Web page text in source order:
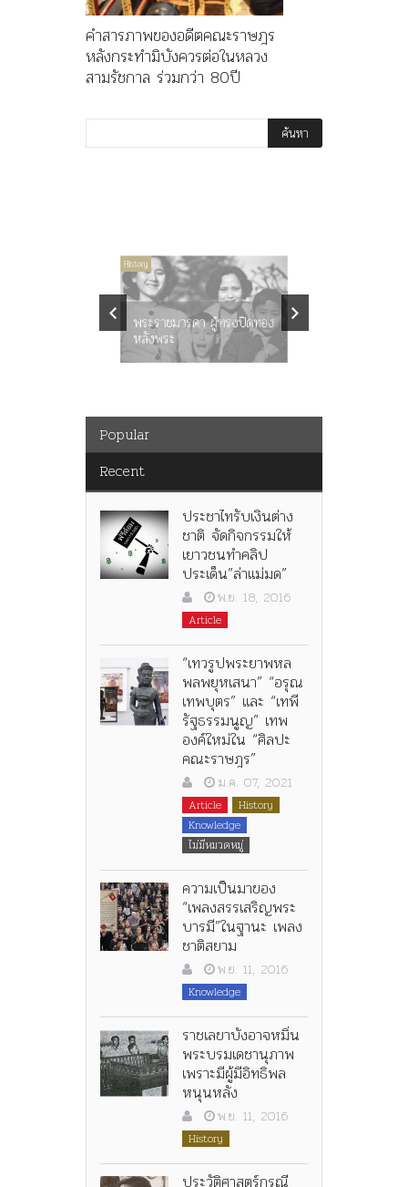
คำสารภาพของอดีตคณะราษฎร
หลังกระทำมิบังควรต่อในหลวง
สามรัชกาล ร่วมกว่า 80ปี
พระราชมารดา ผู้ทรงปิดทอง
หลังพระ
Popular
Recent
ประชาไทรับเงินต่าง
ชาติ จัดกิจกรรมให้
เยาวชนทำคลิป
ประเด็น”ล่าแม่มด”
พ.ย. 18, 2016
Article
“เทวรูปพระยาพหล
พลพยุหเสนา” “อรุณ
เทพบุตร” และ “เทพี
รัฐธรรมนูญ” เทพ
องค์ใหม่ใน “ศิลปะ
คณะราษฎร”
ม.ค. 07, 2021
Article
History
Knowledge
ไม่มีหมวดหมู่
ความเป็นมาของ
“เพลงสรรเสริญพระ
บารมี”ในฐานะ เพลง
ชาติสยาม
พ.ย. 11, 2016
Knowledge
ราชเลขาบังอาจหมิ่น
พระบรมเดชานุภาพ
เพราะมีผู้มีอิทธิพล
หนุนหลัง
พ.ย. 11, 2016
History
ประวัติศาสตร์กรณี